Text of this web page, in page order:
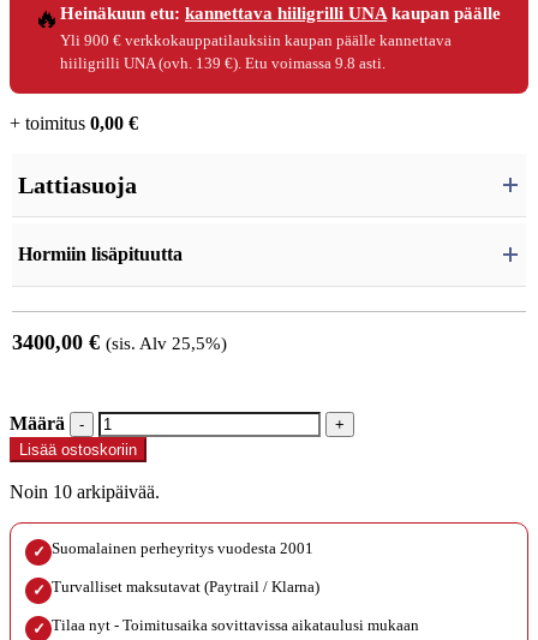
Luottoaika
12 kk
Korko
Käsittelymaksu
Maksettava yhteensä
🔥 Heinäkuun etu: kannettava hiiligrilli UNA kaupan päälle
Yli 900 € verkkokauppatilauksiin kaupan päälle kannettava
hiiligrilli UNA (ovh. 139 €). Etu voimassa 9.8 asti.
+ toimitus 0,00 €
Lattiasuoja
Hormiin lisäpituutta
3400,00 € (sis. Alv 25,5%)
Määrä
Määrä
Lisää ostoskoriin
Noin 10 arkipäivää.
✓ Suomalainen perheyritys vuodesta 2001
✓ Turvalliset maksutavat (Paytrail / Klarna)
✓ Tilaa nyt - Toimitusaika sovittavissa aikataulusi mukaan